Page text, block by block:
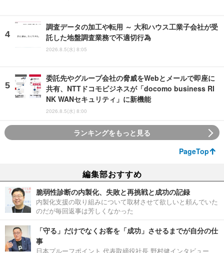
調査データの加工や転用 ～ 大和ハウス工業子会社が受
託した地盤調査業務で不適切行為
2026.8.5(水) 8:05
委託先やグループ会社の脅威をWebとメールで即座に
共有、NTTドコモビジネスが「docomo business RI
NK WANセキュリティ」に新機能
2026.8.5(水) 8:00
ランキングをもっと見る
PageTop
編集部おすすめ
脆弱性診断の内製化、失敗と再挑戦と成功の記録
内製化支援の取り組みについて取材させて欲しいと頼んでいた
のだが毎回返事は芳しくなかった
「守る」だけでなくお客を「成功」させるまでが自分の仕
事
日本プルーフポイント 代表取締役社長 野村健インタビュー